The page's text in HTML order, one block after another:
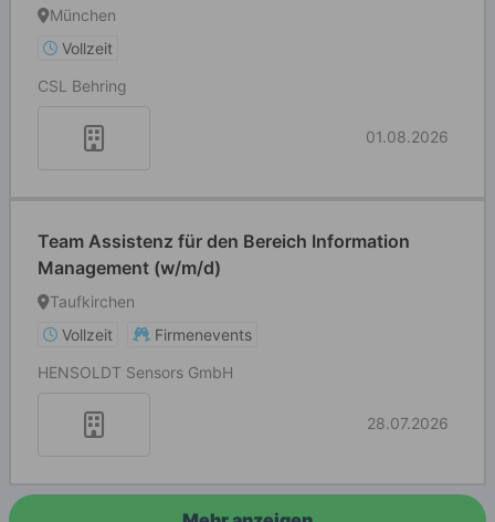
München
Vollzeit
CSL Behring
01.08.2026
Team Assistenz für den Bereich Information
Management (w/m/d)
Taufkirchen
Vollzeit
Firmenevents
HENSOLDT Sensors GmbH
28.07.2026